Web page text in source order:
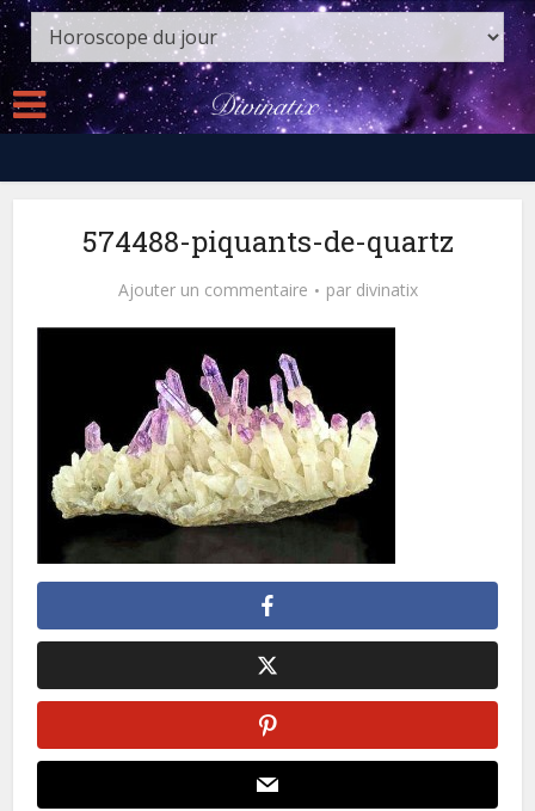
574488-piquants-de-quartz
Ajouter un commentaire par divinatix